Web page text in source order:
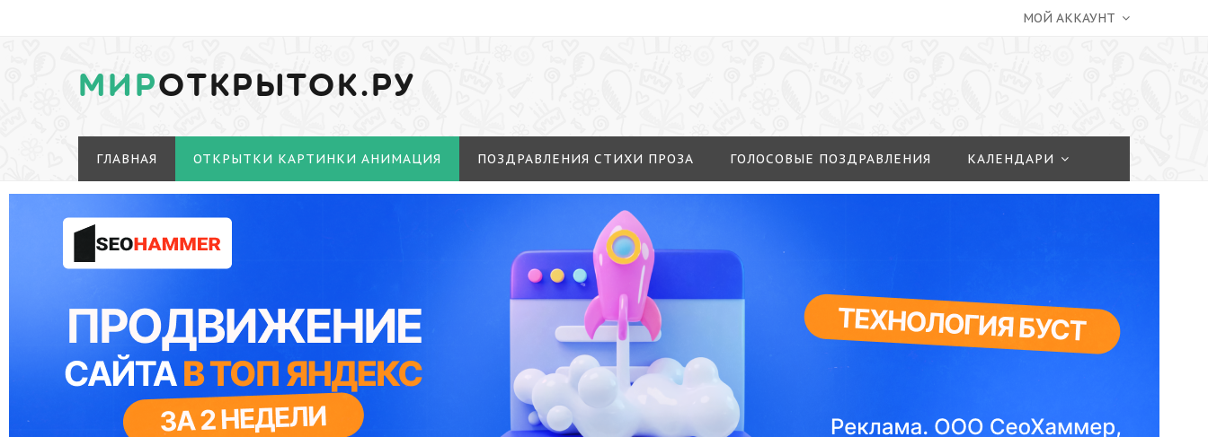
МОЙ АККАУНТ
МИРОТКРЫТОК.РУ
ГЛАВНАЯ ОТКРЫТКИ КАРТИНКИ АНИМАЦИЯ ПОЗДРАВЛЕНИЯ СТИХИ ПРОЗА ГОЛОСОВЫЕ ПОЗДРАВЛЕНИЯ КАЛЕНДАРИ